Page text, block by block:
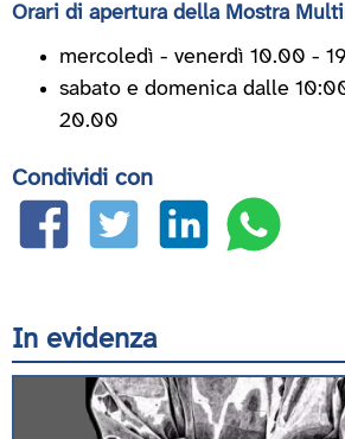
Orari di apertura della Mostra
mercoledì - venerdì 10.00 -
sabato e domenica dalle
20.00
Condividi con
In evidenza